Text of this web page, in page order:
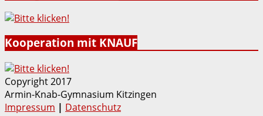
Kooperation mit KNAUF
Copyright 2017
Armin-Knab-Gymnasium Kitzingen
Impressum | Datenschutz